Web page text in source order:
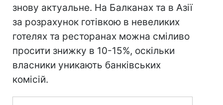
знову актуальне. На Балканах та в Азії
за розрахунок готівкою в невеликих
готелях та ресторанах можна сміливо
просити знижку в 10-15%, оскільки
власники уникають банківських
комісій.